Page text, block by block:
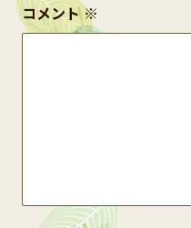
コメント※